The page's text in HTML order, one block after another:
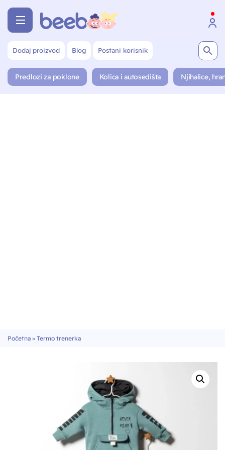
Dodaj proizvod Blog Postani korisnik
Predlozi za poklone Kolica i autosedišta Njihalice,
Početna » Termo trenerka